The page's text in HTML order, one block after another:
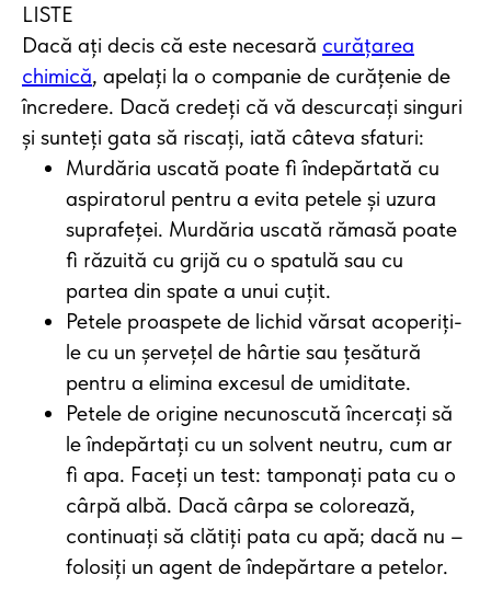
LISTE
Dacă ați decis că este necesară curățarea
chimică, apelați la o companie de curățenie de
încredere. Dacă credeți că vă descurcați singuri
și sunteți gata să riscați, iată câteva sfaturi:
Murdăria uscată poate fi îndepărtată cu
aspiratorul pentru a evita petele și uzura
suprafeței. Murdăria uscată rămasă poate
fi răzuită cu grijă cu o spatulă sau cu
partea din spate a unui cuțit.
Petele proaspete de lichid vărsat acoperiți-
le cu un șervețel de hârtie sau țesătură
pentru a elimina excesul de umiditate.
Petele de origine necunoscută încercați să
le îndepărtați cu un solvent neutru, cum ar
fi apa. Faceți un test: tamponați pata cu o
cârpă albă. Dacă cârpa se colorează,
continuați să clătiți pata cu apă; dacă nu –
folosiți un agent de îndepărtare a petelor.